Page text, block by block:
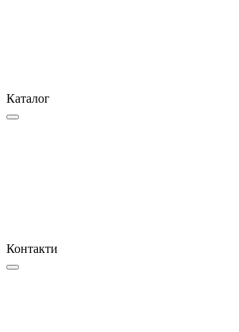
Каталог
Контакти